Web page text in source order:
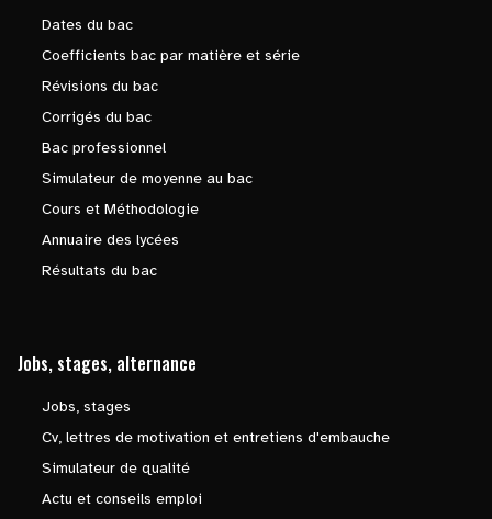
Dates du bac
Coefficients bac par matière et série
Révisions du bac
Corrigés du bac
Bac professionnel
Simulateur de moyenne au bac
Cours et Méthodologie
Annuaire des lycées
Résultats du bac
Jobs, stages, alternance
Jobs, stages
Cv, lettres de motivation et entretiens d'embauche
Simulateur de qualité
Actu et conseils emploi